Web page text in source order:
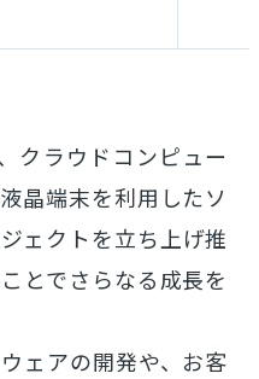
クラウドコンピュー
晶端末を利用したソ
ェクトを立ち上げ推
とでさらなる成長を
ェアの開発や、お客